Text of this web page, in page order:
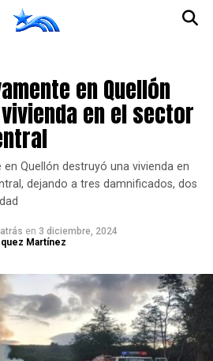
en Quellón
en el sector
Quellón destruyó una vivienda en
dejando a tres damnificados, dos
en 3 diciembre, 2024
Martínez
la versión móvil